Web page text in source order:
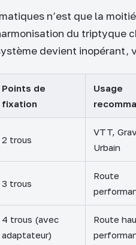
n’est que la
du triptyque
devient inopérant,
Points de
fixation
Usage
2 trous
VTT,
Urbain
3 trous
Route
4 trous (avec
adaptateur)
Route